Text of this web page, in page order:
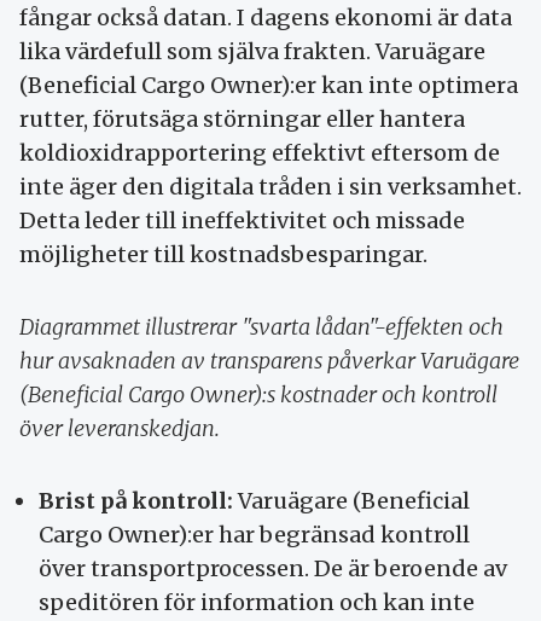
fångar också datan. I dagens ekonomi är data
lika värdefull som själva frakten. Varuägare
(Beneficial Cargo Owner):er kan inte optimera
rutter, förutsäga störningar eller hantera
koldioxidrapportering effektivt eftersom de
inte äger den digitala tråden i sin verksamhet.
Detta leder till ineffektivitet och missade
möjligheter till kostnadsbesparingar.
Diagrammet illustrerar "svarta lådan"-effekten och
hur avsaknaden av transparens påverkar Varuägare
(Beneficial Cargo Owner):s kostnader och kontroll
över leveranskedjan.
Brist på kontroll:Varuägare (Beneficial
Cargo Owner):er har begränsad kontroll
över transportprocessen. De är beroende av
speditören för information och kan inte